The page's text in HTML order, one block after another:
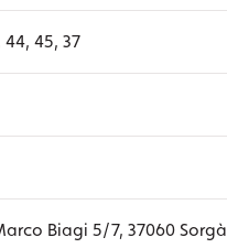
44, 45, 37
Biagi 5/7, 37060 Sorgà